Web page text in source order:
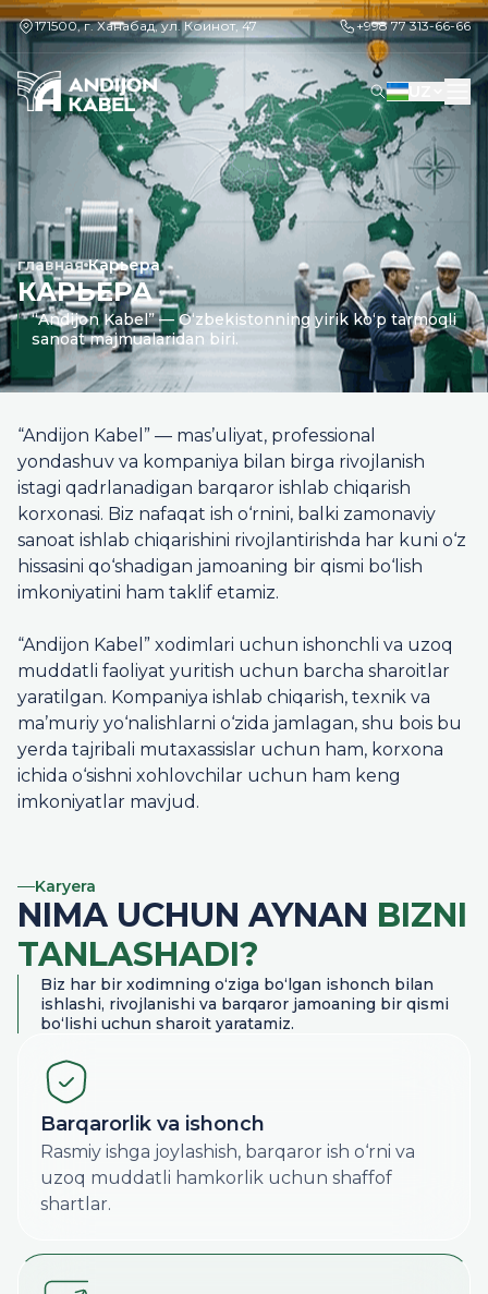
171500, г. Ханабад, ул. Коинот, 47 +998 77 313-66-66
главная Карьера
КАРЬЕРА
“Andijon Kabel” — O‘zbekistonning yirik ko‘p tarmoqli
sanoat majmualaridan biri.
“Andijon Kabel” — mas’uliyat, professional
yondashuv va kompaniya bilan birga rivojlanish
istagi qadrlanadigan barqaror ishlab chiqarish
korxonasi. Biz nafaqat ish o‘rnini, balki zamonaviy
sanoat ishlab chiqarishini rivojlantirishda har kuni o‘z
hissasini qo‘shadigan jamoaning bir qismi bo‘lish
imkoniyatini ham taklif etamiz.
“Andijon Kabel” xodimlari uchun ishonchli va uzoq
muddatli faoliyat yuritish uchun barcha sharoitlar
yaratilgan. Kompaniya ishlab chiqarish, texnik va
ma’muriy yo‘nalishlarni o‘zida jamlagan, shu bois bu
yerda tajribali mutaxassislar uchun ham, korxona
ichida o‘sishni xohlovchilar uchun ham keng
imkoniyatlar mavjud.
Karyera
NIMA UCHUN AYNAN BIZNI
TANLASHADI?
Biz har bir xodimning o‘ziga bo‘lgan ishonch bilan
ishlashi, rivojlanishi va barqaror jamoaning bir qismi
bo‘lishi uchun sharoit yaratamiz.
Barqarorlik va ishonch
Rasmiy ishga joylashish, barqaror ish o‘rni va
uzoq muddatli hamkorlik uchun shaffof
shartlar.